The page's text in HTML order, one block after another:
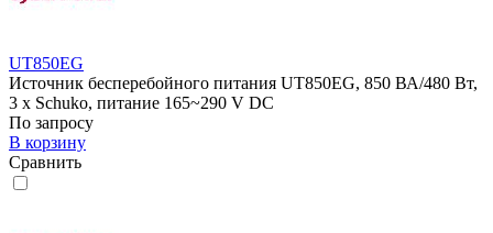
UT850EG
Источник бесперебойного питания UT850EG, 850 ВА/480 Вт,
3 x Schuko, питание 165~290 V DC
По запросу
В корзину
Сравнить